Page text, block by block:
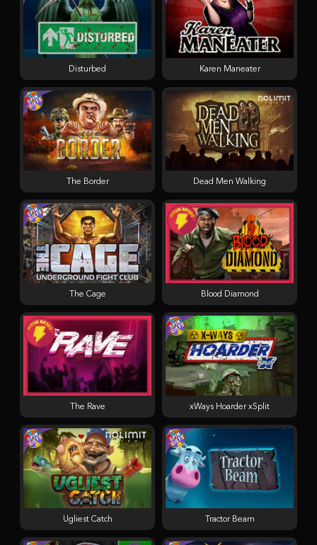
Blood Diamond
Dead Men Walking
Tractor Beam
The Cage
Disturbed
xWays Hoarder xSplit
Karen Maneater
The Border
Ugliest Catch
The Rave